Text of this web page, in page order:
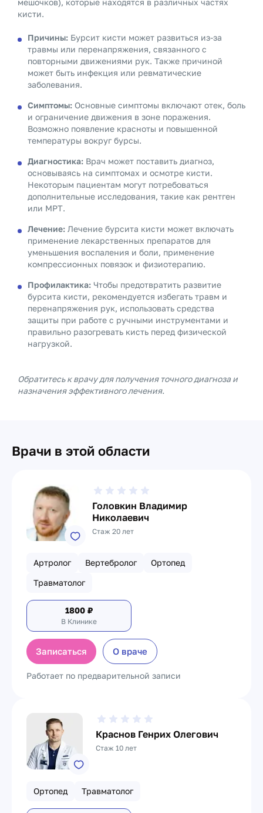
мешочков), которые находятся в различных частях
кисти.
Причины: Бурсит кисти может развиться из-за
травмы или перенапряжения, связанного с
повторными движениями рук. Также причиной
может быть инфекция или ревматические
заболевания.
Симптомы: Основные симптомы включают отек, боль
и ограничение движения в зоне поражения.
Возможно появление красноты и повышенной
температуры вокруг бурсы.
Диагностика: Врач может поставить диагноз,
основываясь на симптомах и осмотре кисти.
Некоторым пациентам могут потребоваться
дополнительные исследования, такие как рентген
или МРТ.
Лечение: Лечение бурсита кисти может включать
применение лекарственных препаратов для
уменьшения воспаления и боли, применение
компрессионных повязок и физиотерапию.
Профилактика: Чтобы предотвратить развитие
бурсита кисти, рекомендуется избегать травм и
перенапряжения рук, использовать средства
защиты при работе с ручными инструментами и
правильно разогревать кисть перед физической
нагрузкой.
Обратитесь к врачу для получения точного диагноза и
назначения эффективного лечения.
Врачи в этой области
Головкин Владимир
Николаевич
Стаж 20 лет
Артролог Вертебролог
Ортопед
Травматолог
1800 ₽
В Клинике
Записаться О враче
Работает по предварительной записи
Краснов Генрих Олегович
Стаж 10 лет
Ортопед Травматолог